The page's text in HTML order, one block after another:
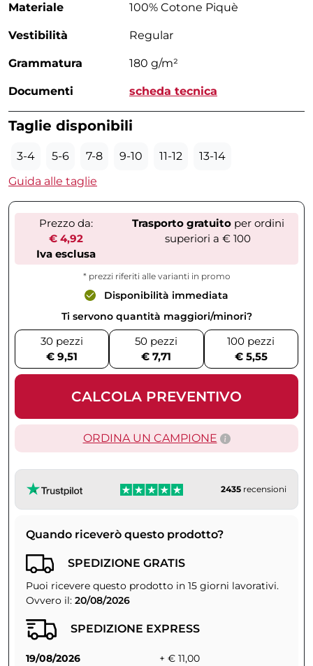
Materiale 100% Cotone Piquè
Vestibilità Regular
Grammatura 180 g/m²
Documenti scheda tecnica
Taglie disponibili
3-4 5-6 7-8 9-10 11-12
13-14
Guida alle taglie
Prezzo da:
€ 4,92
Iva esclusa
Trasporto gratuitoper ordini
superiori a € 100
* prezzi riferiti alle varianti in promo
Disponibilità immediata
Ti servono quantità maggiori/minori?
30 pezzi
€ 9,51
50 pezzi
€ 7,71
100 pezzi
€ 5,55
CALCOLA PREVENTIVO
ORDINA UN CAMPIONE
2435 recensioni
Quando riceverò questo prodotto?
SPEDIZIONE GRATIS
Puoi ricevere questo prodotto in 15 giorni lavorativi.
Ovvero il: 20/08/2026
SPEDIZIONE EXPRESS
19/08/2026
+ € 11,00